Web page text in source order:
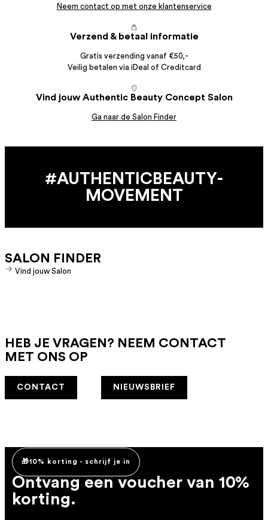
Vind jouw Authentic Beauty Concept Salon
Ga naar de Salon Finder
Verzend & betaal informatie
Gratis verzending vanaf €50,-
Veilig betalen via iDeal of Creditcard
Neem contact op met onze klantenservice
#AUTHENTIC­BEAUTY­
MOVEMENT
SALON FINDER
Vind jouw Salon
HEB JE VRAGEN? NEEM CONTACT
MET ONS OP
CONTACT NIEUWSBRIEF
🎁10% korting - schrijf je in
Ontvang een voucher van 10%
korting.